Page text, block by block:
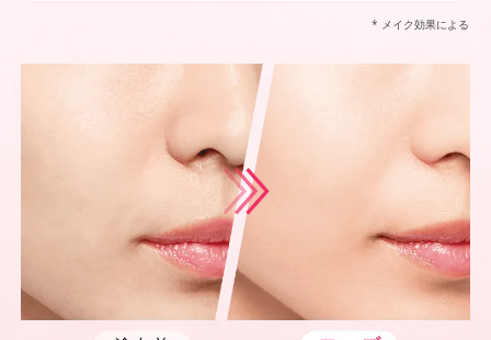
* メイク効果による